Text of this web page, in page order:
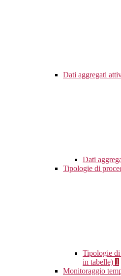
Dati aggregati
Dati
Tipologie di
Tipologie di
in tabelle) 1
Monitoraggio